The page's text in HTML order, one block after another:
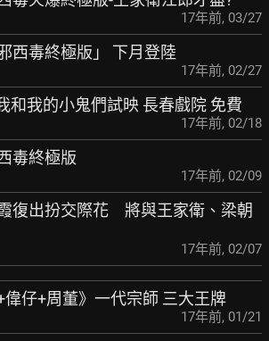
17年前, 03/27
西毒終極版」 下月登陸
17年前, 02/27
和我的小鬼們試映 長春戲院 免費
17年前, 02/18
毒終極版
17年前, 02/09
復出扮交際花 將與王家衛、梁朝
17年前, 02/07
偉仔+周董》一代宗師 三大王牌
17年前, 01/21